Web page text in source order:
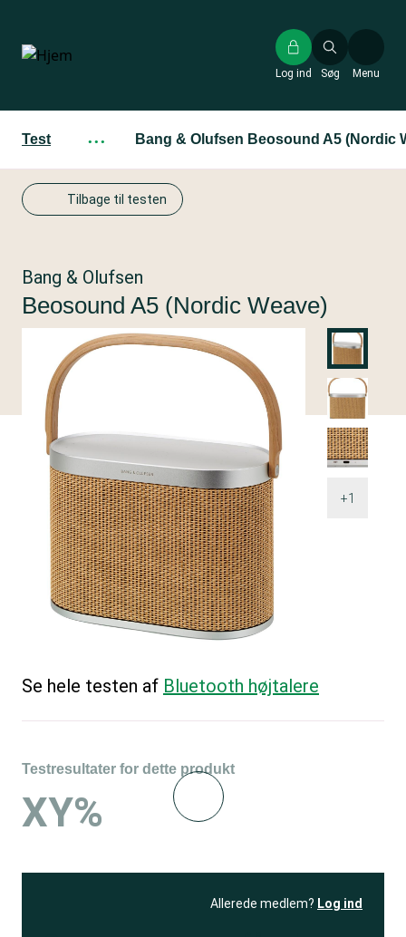
hovedindhold
Søg
Log ind Menu
Test ··· Bang & Olufsen Beosound A5 (Nordic
Tilbage til testen
+1
Bang & Olufsen
Beosound A5 (Nordic Weave)
Se hele testen af Bluetooth højtalere
Testresultater for dette produkt
XY%
Allerede medlem? Log ind